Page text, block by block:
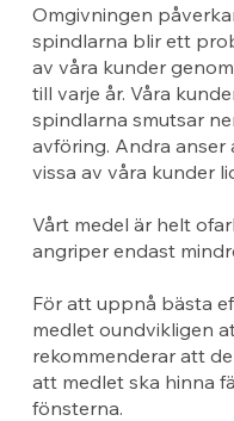
Omgivningen
spindlarna blir ett
av våra kunder
till varje år. Våra
spindlarna smutsar
avföring. Andra anser
vissa av våra kunder
Vårt medel är helt
angriper endast
För att uppnå bästa
medlet oundvikligen
rekommenderar att
att medlet ska hinna
fönsterna.